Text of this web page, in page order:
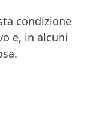
condizione
e, in alcuni